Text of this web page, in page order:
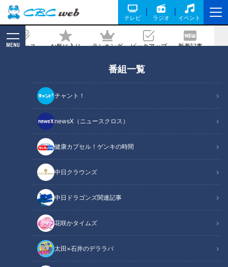
テレビ ラジオ イベント
ニュース お気に入り ランキング ピックアップ 新着記事
MENU
番組一覧
チャント！
newsX（ニュースクロス）
健康カプセル！ゲンキの時間
中日クラウンズ
中日ドラゴンズ関連記事
花咲かタイムズ
太田×石井のデララバ
「ハンドドライヤー」驚きの発想と開発
記事に戻る